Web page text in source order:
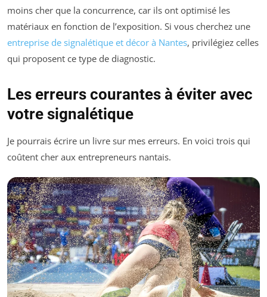
moins cher que la concurrence, car ils ont optimisé les
matériaux en fonction de l’exposition. Si vous cherchez une
entreprise de signalétique et décor à Nantes, privilégiez celles
qui proposent ce type de diagnostic.
Les erreurs courantes à éviter avec
votre signalétique
Je pourrais écrire un livre sur mes erreurs. En voici trois qui
coûtent cher aux entrepreneurs nantais.